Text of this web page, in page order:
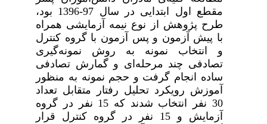
مقطع اول ابتدایی در سال 97-1396
بود،
طرح پژوهش از نوع نیمه آزمایشی همراه
با پیش آزمون و پس آزمون با گروه کنترل
و انتخاب نمونه به روش نمونه‌گیری
تصادفی چند مرحله‌ای و گمارش تصادفی
ساده انجام گرفت و حجم نمونه به منظور
آموزشرویکرد تحلیل رفتار متقابل تعداد
30
نفر انتخاب شدند که 15 نفر در گروه
آزمایش و 15 نفر در گروه کنترل قرار